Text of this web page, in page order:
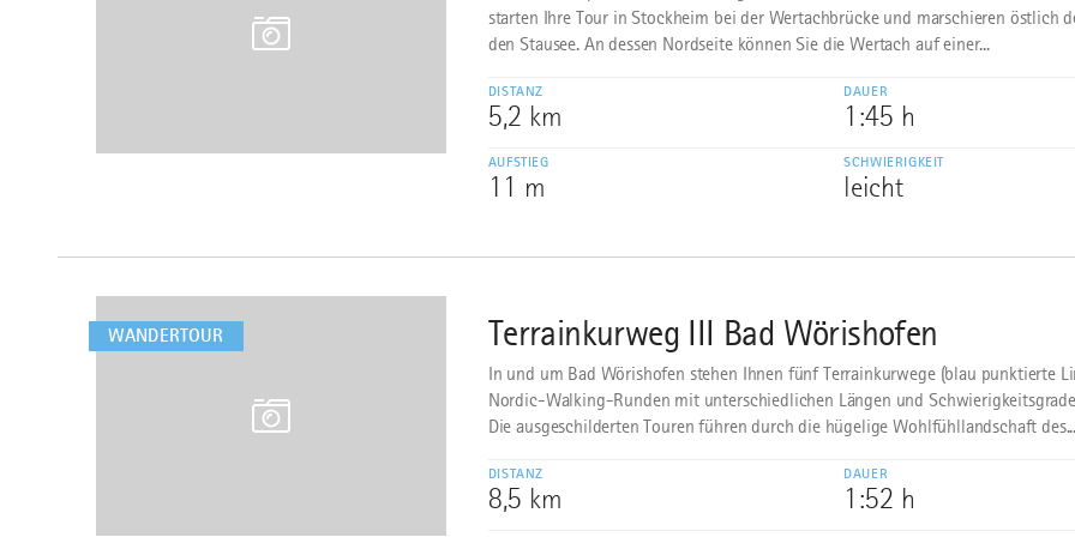
starten Ihre Tour in Stockheim bei der Wertachbrücke und marschieren östlich
den Stausee. An dessen Nordseite können Sie die Wertach auf einer...
DISTANZ
5,2 km
DAUER
1:45 h
AUFSTIEG
11 m
SCHWIERIGKEIT
leicht
WANDERTOUR
2
Terrainkurweg III Bad Wörishofen
In und um Bad Wörishofen stehen Ihnen fünf Terrainkurwege (blau punktierte
Nordic-Walking-Runden mit unterschiedlichen Längen und
Die ausgeschilderten Touren führen durch die hügelige Wohlfühllandschaft
DISTANZ
8,5 km
DAUER
1:52 h